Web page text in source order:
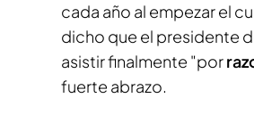
cada año al empezar el
dicho que el presidente
asistir finalmente "por
fuerte abrazo.